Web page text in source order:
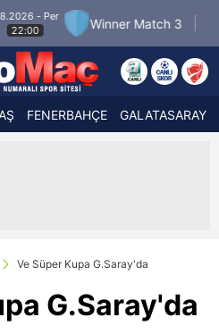
3 Boluspor
7.8.2026 - Cum
21:30
FENERBAHÇE GALATASARAY
Ve Süper Kupa G.Saray'da
G.Saray'da